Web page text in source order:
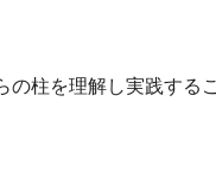
柱を理解し実践する